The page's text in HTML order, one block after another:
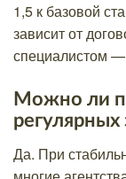
1,5 к базовой
зависит от
специалистом —
Можно ли
регулярных
Да. При